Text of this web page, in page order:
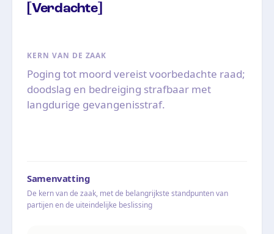
[Verdachte]
KERN VAN DE ZAAK
Poging tot moord vereist voorbedachte raad;
doodslag en bedreiging strafbaar met
langdurige gevangenisstraf.
Samenvatting
De kern van de zaak, met de belangrijkste standpunten van
partijen en de uiteindelijke beslissing